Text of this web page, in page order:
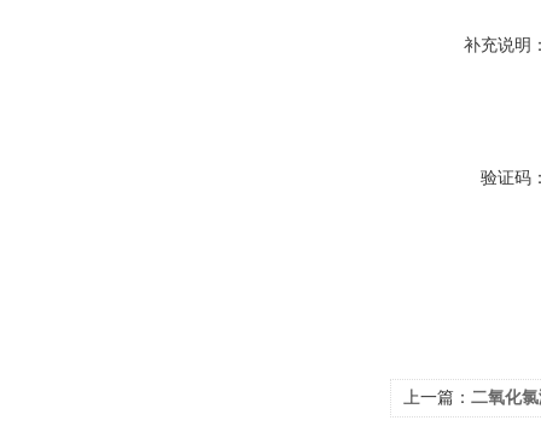
补充说明
验证码
上一篇： 二氧化